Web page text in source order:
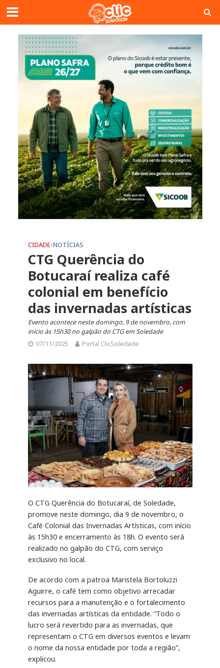
CIDADE•NOTÍCIAS
CTG Querência do
Botucaraí realiza café
colonial em benefício
das invernadas artísticas
Evento acontece neste domingo, 9 de novembro, com
início às 15h30 no galpão do CTG em Soledade
07/11/2025
Portal ClicSoledade
O CTG Querência do Botucaraí, de Soledade,
promove neste domingo, dia 9 de novembro, o
Café Colonial das Invernadas Artísticas, com início
às 15h30 e encerramento às 18h. O evento será
realizado no galpão do CTG, com serviço
exclusivo no local.
De acordo com a patroa Maristela Bortoluzzi
Aguirre, o café tem como objetivo arrecadar
recursos para a manutenção e o fortalecimento
das invernadas artísticas da entidade. “Todo o
lucro será revertido para as invernadas, que
representam o CTG em diversos eventos e levam
o nome da nossa entidade por toda a região”,
explicou.